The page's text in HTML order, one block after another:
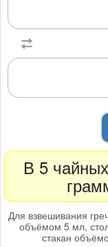
В 5
Для взвешивания
объёмом 5 мл,
стакан